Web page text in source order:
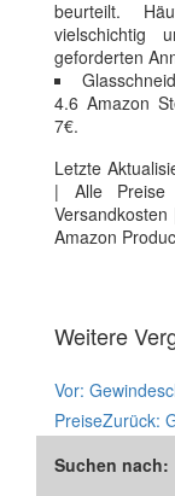
beurteilt.
vielschichtig
geforderten
4.6 Amazon
7€.
Letzte
| Alle Preise
Amazon
Weitere
Vor:
PreiseZurück:
Suchen nach: